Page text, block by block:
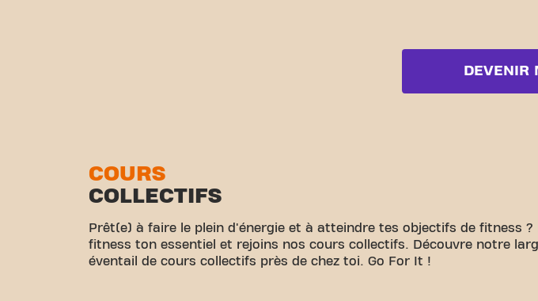
DEVENIR
COURS
COLLECTIFS
Prêt(e) à faire le plein d'énergie et à atteindre tes objectifs de fitness ?
fitness ton essentiel et rejoins nos cours collectifs. Découvre notre
éventail de cours collectifs près de chez toi. Go For It !